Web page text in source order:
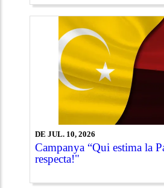
DE JUL. 10, 2026
Campanya “Qui estima la
respecta!"